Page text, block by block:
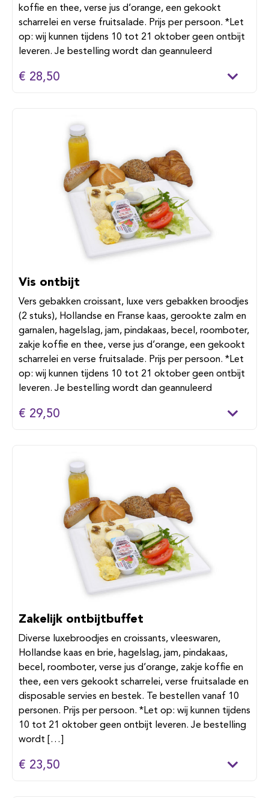
koffie en thee, verse jus d’orange, een gekookt
scharrelei en verse fruitsalade. Prijs per persoon. *Let
op: wij kunnen tijdens 10 tot 21 oktober geen ontbijt
leveren. Je bestelling wordt dan geannuleerd
€ 28,50
Vis ontbijt
Vers gebakken croissant, luxe vers gebakken broodjes
(2 stuks), Hollandse en Franse kaas, gerookte zalm en
garnalen, hagelslag, jam, pindakaas, becel, roomboter,
zakje koffie en thee, verse jus d’orange, een gekookt
scharrelei en verse fruitsalade. Prijs per persoon. *Let
op: wij kunnen tijdens 10 tot 21 oktober geen ontbijt
leveren. Je bestelling wordt dan geannuleerd
€ 29,50
Zakelijk ontbijtbuffet
Diverse luxebroodjes en croissants, vleeswaren,
Hollandse kaas en brie, hagelslag, jam, pindakaas,
becel, roomboter, verse jus d’orange, zakje koffie en
thee, een vers gekookt scharrelei, verse fruitsalade en
disposable servies en bestek. Te bestellen vanaf 10
personen. Prijs per persoon. *Let op: wij kunnen tijdens
10 tot 21 oktober geen ontbijt leveren. Je bestelling
wordt […]
€ 23,50